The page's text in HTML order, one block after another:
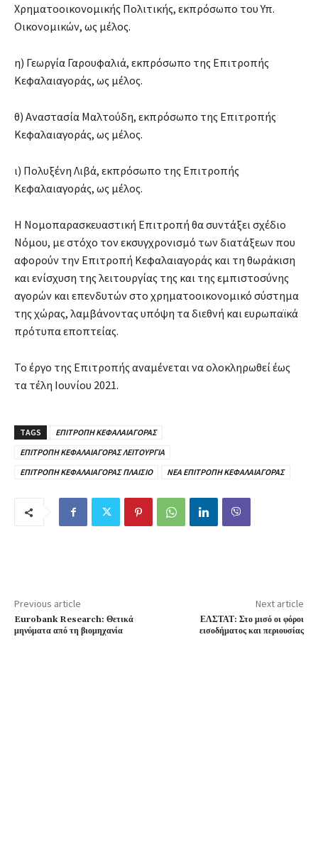
Χρηματοοικονομικής Πολιτικής, εκπρόσωπο του Υπ.
Οικονομικών, ως μέλος.
η) Γεωργία Γαρουφαλιά, εκπρόσωπο της Επιτροπής
Κεφαλαιαγοράς, ως μέλος.
θ) Αναστασία Μαλτούδη, εκπρόσωπο της Επιτροπής
Κεφαλαιαγοράς, ως μέλος.
ι) Πολυξένη Λιβά, εκπρόσωπο της Επιτροπής
Κεφαλαιαγοράς, ως μέλος.
Η Νομοπαρασκευαστική Επιτροπή θα συντάξει σχέδιο
Νόμου, με στόχο τον εκσυγχρονισμό των διατάξεων που
αφορούν την Επιτροπή Κεφαλαιαγοράς και τη θωράκιση
και ενίσχυση της λειτουργίας της και της εμπιστοσύνης
αγορών και επενδυτών στο χρηματοοικονομικό σύστημα
της χώρας, λαμβάνοντας υπόψη τα διεθνή και ευρωπαϊκά
πρότυπα εποπτείας.
Το έργο της Επιτροπής αναμένεται να ολοκληρωθεί έως
τα τέλη Ιουνίου 2021.
TAGS
ΕΠΙΤΡΟΠΗ ΚΕΦΑΛΑΙΑΓΟΡΑΣ
ΕΠΙΤΡΟΠΗ ΚΕΦΑΛΑΙΑΓΟΡΑΣ ΛΕΙΤΟΥΡΓΙΑ
ΕΠΙΤΡΟΠΗ ΚΕΦΑΛΑΙΑΓΟΡΑΣ ΠΛΑΙΣΙΟ
ΝΕΑ ΕΠΙΤΡΟΠΗ ΚΕΦΑΛΑΙΑΓΟΡΑΣ
Previous article
Eurobank Research: Θετικά
μηνύματα από τη βιομηχανία
Next article
ΕΛΣΤΑΤ: Στο μισό οι φόροι
εισοδήματος και περιουσίας